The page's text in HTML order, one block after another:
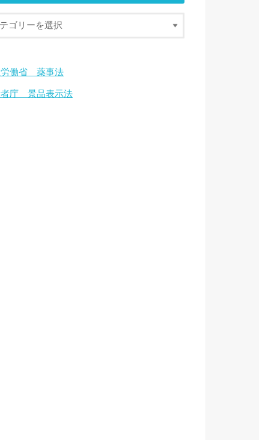
労働省 薬事法
者庁 景品表示法